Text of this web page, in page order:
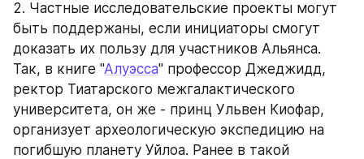
2. Частные исследовательские проекты могут
быть поддержаны, если инициаторы смогут
доказать их пользу для участников Альянса.
Так, в книге "Алуэсса" профессор Джеджидд,
ректор Тиатарского межгалактического
университета, он же - принц Ульвен Киофар,
организует археологическую экспедицию на
погибшую планету Уйлоа. Ранее в такой